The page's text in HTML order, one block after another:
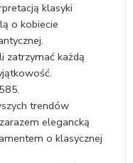
klasyki
o kobiecie
zatrzymać każdą
trendów
elegancką
o klasycznej